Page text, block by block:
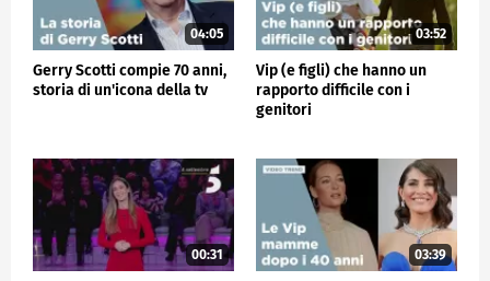
04:05
Gerry Scotti compie 70 anni,
storia di un'icona della tv
03:52
Vip (e figli) che hanno un
rapporto difficile con i
genitori
00:31 03:39